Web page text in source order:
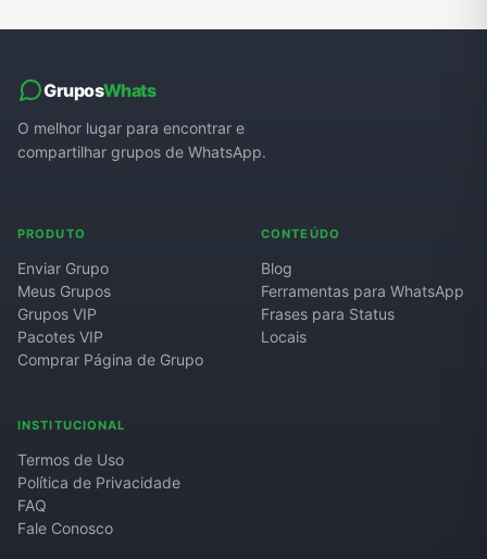
GruposWhats
O melhor lugar para encontrar e
compartilhar grupos de WhatsApp.
PRODUTO
Enviar Grupo
Meus Grupos
Grupos VIP
Pacotes VIP
Comprar Página de Grupo
CONTEÚDO
Blog
Ferramentas para WhatsApp
Frases para Status
Locais
INSTITUCIONAL
Termos de Uso
Política de Privacidade
FAQ
Fale Conosco